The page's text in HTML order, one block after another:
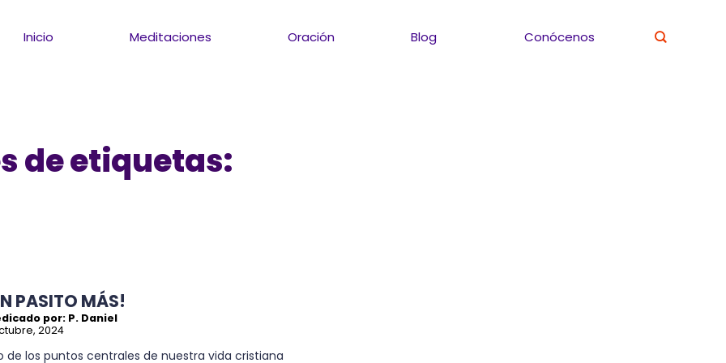
Inicio Meditaciones Oración Blog Conócenos
de etiquetas:
PASITO MÁS!
por: P. Daniel
2024
de los puntos centrales de nuestra vida cristiana